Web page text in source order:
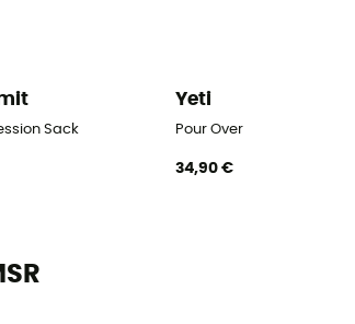
Sack
Yeti
Pour Over
34,90 €